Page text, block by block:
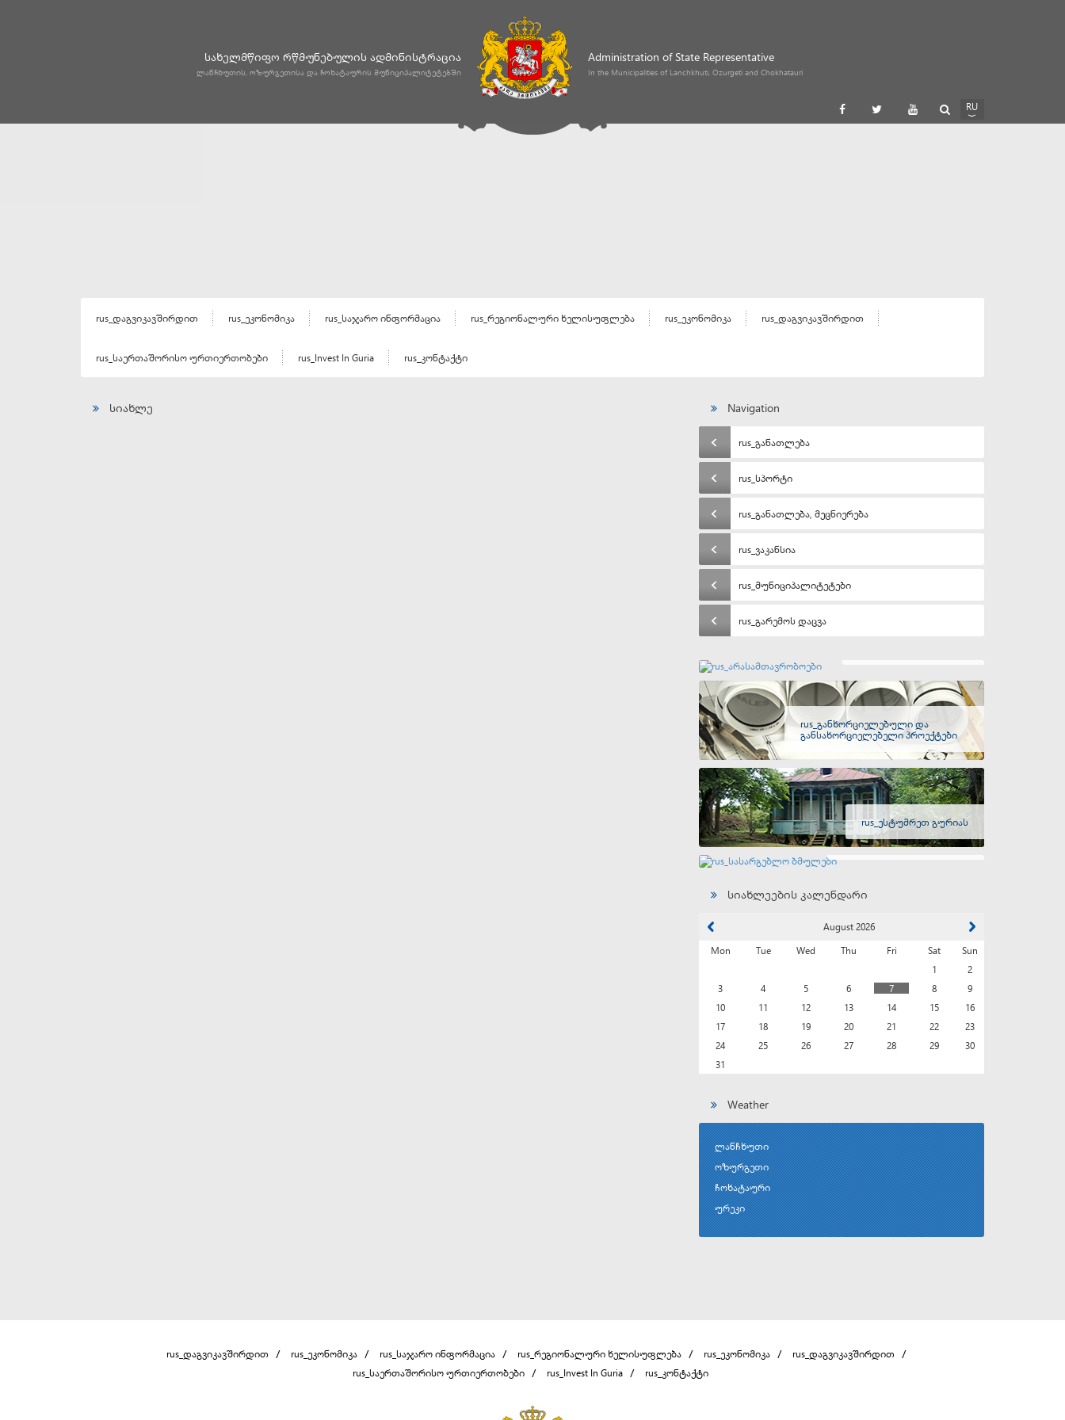
სახელმწიფო რწმუნებულის ადმინისტრაცია
ლანჩხუთის, ოზურგეთისა და ჩოხატაურის მუნიციპალიტეტებში
Administration of State Representative
In the Municipalities of Lanchkhuti, Ozurgeti and Chokhatauri
RU
rus_დაგვიკავშირდით rus_ეკონომიკა rus_საჯარო ინფორმაცია rus_რეგიონალური ხელისუფლება rus_ეკონომიკა rus_დაგვიკავშირდით
rus_საერთაშორისო ურთიერთობები rus_Invest In Guria rus_კონტაქტი
სიახლე Navigation
rus_განათლება
rus_სპორტი
rus_განათლება, მეცნიერება
rus_ვაკანსია
rus_მუნიციპალიტეტები
rus_გარემოს დაცვა
rus_განხორციელებული და
განსახორციელებელი პროექტები
rus_ესტუმრეთ გურიას
rus_სასარგებლო ბმულები
სიახლეების კალენდარი
August 2026
Mon
Tue Wed Thu Fri Sat
Sun
1
2
3
4 5 6 7 8
9
10
11 12 13 14 15
16
17
18 19 20 21 22
23
24
25 26 27 28 29
30
31
Weather
ლანჩხუთი
ოზურგეთი
ჩოხატაური
ურეკი
rus_დაგვიკავშირდით rus_ეკონომიკა rus_საჯარო ინფორმაცია rus_რეგიონალური ხელისუფლება rus_ეკონომიკა
rus_დაგვიკავშირდით
rus_საერთაშორისო ურთიერთობები
rus_Invest In Guria rus_კონტაქტი